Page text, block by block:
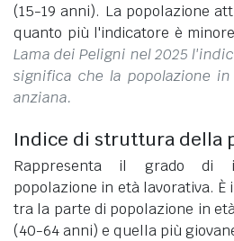
(15-19 anni). La popolazione
quanto più l'indicatore è
Lama dei Peligni nel 2025
significa che la popolazione
anziana.
Indice di struttura della
Rappresenta il grado di
popolazione in età lavorativa.
tra la parte di popolazione in
(40-64 anni) e quella più